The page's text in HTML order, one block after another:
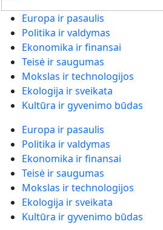
Europa ir pasaulis
Politika ir valdymas
Ekonomika ir finansai
Teisė ir saugumas
Mokslas ir technologijos
Ekologija ir sveikata
Kultūra ir gyvenimo būdas
Europa ir pasaulis
Politika ir valdymas
Ekonomika ir finansai
Teisė ir saugumas
Mokslas ir technologijos
Ekologija ir sveikata
Kultūra ir gyvenimo būdas